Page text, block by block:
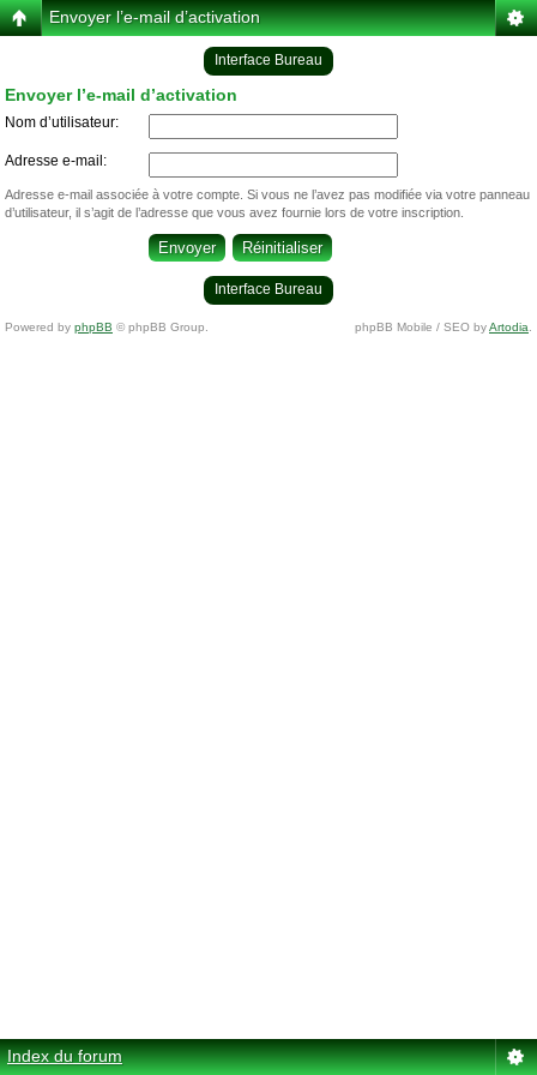
Envoyer l’e-mail d’activation
Interface Bureau
Envoyer l’e-mail d’activation
Nom d’utilisateur:
Adresse e-mail:
Adresse e-mail associée à votre compte. Si vous ne l’avez pas modifiée via votre panneau
d’utilisateur, il s’agit de l’adresse que vous avez fournie lors de votre inscription.
Interface Bureau
Powered by phpBB © phpBB Group. phpBB Mobile / SEO byArtodia
Index du forum